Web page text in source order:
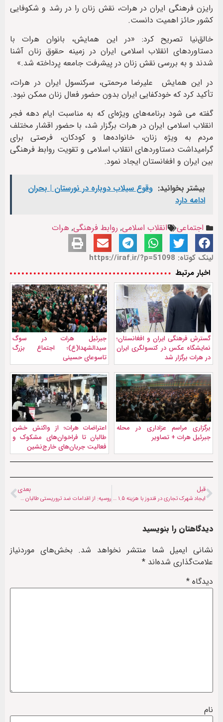
رایزن فرهنگی ایران در هرات، نقش زنان را در رشد و شکوفایی
کشور حائز اهمیت دانست.
خالق‌نیا تصریح کرد: «در این همایش، بانوان هرات با
دستاوردهای انقلاب اسلامی ایران در زمینه حقوق زنان آشنا
شدند و به بررسی نقش زنان در پیشرفت جامعه پرداخته شد.»
در این همایش
علیرضا مرحمتی، سرکنسول ایران در هرات،
تأکید کرد که خودکفایی ایران بدون حضور فعال زنان ممکن نبود.
گفته می شود برنامه‌های ویژه‌ای که به مناسبت ایام دهه فجر
انقلاب اسلامی ایران در هرات برگزار شد، با حضور اقشار مختلف
مردم به ویژه زنان، خانواده‌ها و کودکان، فرصتی برای
گرامیداشت دستاوردهای انقلاب اسلامی و تقویت روابط فرهنگی
بین ایران و افغانستان ایجاد نمود.
بیشتر بخوانید: وقوع سیلاب دوباره در نورستان | بحران
ادامه دارد
اجتماعی انقلاب اسلامی, روابط فرهنگی, هرات
لینک کوتاه: https://iraf.ir/?p=51098
اخبار مرتبط
گسترش فرهنگی ایران و افغانستان؛
نمایشگاه عکس در کنسولگری ایران
در هرات برگزار شد
جبرئیل هرات در سوگ
سیدالشهدا(ع)؛ اجتماع بزرگ
تاسوعای حسینی
برگزاری مراسم عزاداری در محله
جبرئیل هرات + تصاویر
اعتراضات هرات؛ از واکنش خشن
طالبان تا فراخوان‌های مشکوک و
فعالیت جریان‌های خارج‌نشین
قبل
ایجاد شهرک تجاری در قندوز با هزینه ۱.۵ میلیارد افغانی
بعدی
روسیه: از اقدامات ضد تروریستی طالبان حمایت می‌کنیم
دیدگاهتان را بنویسید
نشانی ایمیل شما منتشر نخواهد شد. بخش‌های موردنیاز
علامت‌گذاری شده‌اند *
دیدگاه *
نام